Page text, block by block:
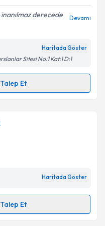
ilişkin
Aydınlatma
verilerimin belirtilen
ediyorum.
derecede
Devamı
Haritada Göster
Sitesi No:1 Kat:1 D:1
Et
takvimi talebi
almanız için bir
ile bilgilendireceğiz.
ilişkinAydınlatma
Haritada Göster
Et